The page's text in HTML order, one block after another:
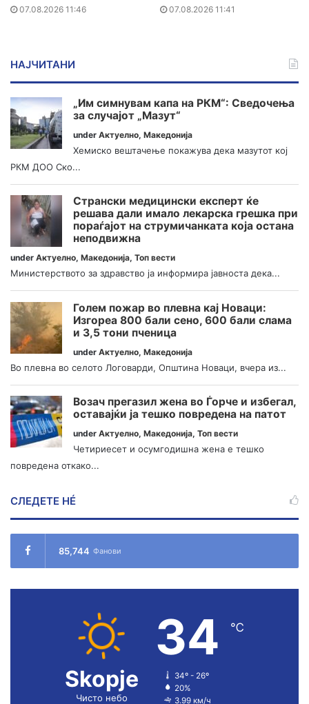
07.08.2026 11:46 07.08.2026 11:41
НАЈЧИТАНИ
„Им симнувам капа на РКМ“: Сведочења
за случајот „Мазут“
under Актуелно, Македонија
Хемиско вештачење покажува дека мазутот кој
РКМ ДОО Ско...
Странски медицински експерт ќе
решава дали имало лекарска грешка при
пораѓајот на струмичанката која остана
неподвижна
under Актуелно, Македонија, Топ вести
Министерството за здравство ја информира јавноста дека...
Голем пожар во плевна кај Новаци:
Изгореа 800 бали сено, 600 бали слама
и 3,5 тони пченица
under Актуелно, Македонија
Во плевна во селото Логоварди, Општина Новаци, вчера из...
Возач прегазил жена во Ѓорче и избегал,
оставајќи ја тешко повредена на патот
under Актуелно, Македонија, Топ вести
Четириесет и осумгодишна жена е тешко
повредена откако...
СЛЕДЕТЕ НÉ
85,744 Фанови
Skopje
Чисто небо
34 ℃
34º - 26º
20%
3.99 км/ч